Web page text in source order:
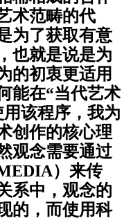
术范畴的代
为了获取有意
也就是说是为
的初衷更适用
能在“当代艺术
该程序，我为
创作的核心理
观念需要通过
）来传
系中，观念的
的，而使用科